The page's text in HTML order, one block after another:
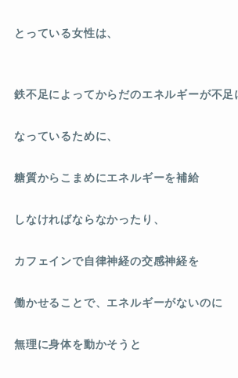
とっている女性は、
鉄不足によってからだのエネルギーが不足
なっているために、
糖質からこまめにエネルギーを補給
しなければならなかったり、
カフェインで自律神経の交感神経を
働かせることで、エネルギーがないのに
無理に身体を動かそうと